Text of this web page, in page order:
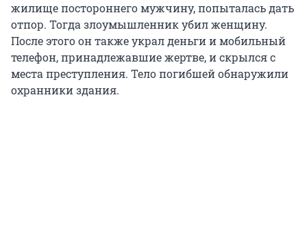
жилище постороннего мужчину, попыталась дать
отпор. Тогда злоумышленник убил женщину.
После этого он также украл деньги и мобильный
телефон, принадлежавшие жертве, и скрылся с
места преступления. Тело погибшей обнаружили
охранники здания.